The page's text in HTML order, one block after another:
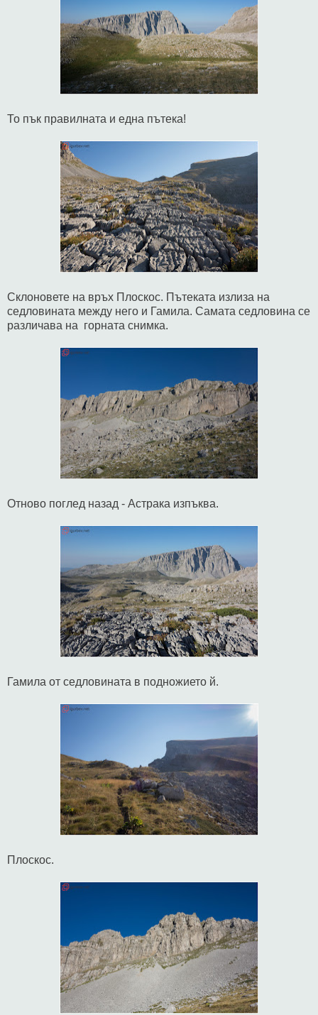
То пък правилната и една пътека!
Склоновете на връх Плоскос. Пътеката излиза на
седловината между него и Гамила. Самата седловина се
различава на горната снимка.
Отново поглед назад - Астрака изпъква.
Гамила от седловината в подножието й.
Плоскос.